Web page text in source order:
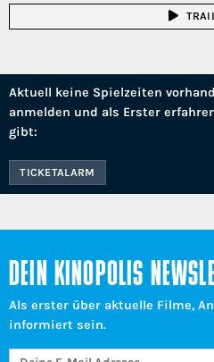
Aktuell keine Spielzeiten
anmelden und als Erster
gibt:
TICKETALARM
DEIN KINOPOLIS
Als erster über aktuelle Filme,
informiert sein.